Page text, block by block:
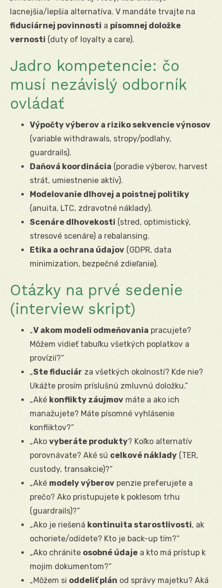
lacnejšia/lepšia alternatíva. V mandáte trvajte na
fiduciárnej povinnosti a písomnej doložke
vernosti (duty of loyalty a care).
Jadro kompetencie: čo
musí nezávislý odborník
ovládať
Výpočty výberov a riziko sekvencie výnosov
(variable withdrawals, stropy/podlahy,
guardrails).
Daňová koordinácia (poradie výberov, harvest
strát, umiestnenie aktív).
Modelovanie dlhovej a poistnej politiky
(anuita, LTC, zdravotné náklady).
Scenáre dlhovekosti (stred, optimistický,
stresové scenáre) a rebalansing.
Etika a ochrana údajov (GDPR, data
minimization, bezpečné zdieľanie).
Otázky na prvé sedenie
(interview skript)
„V akom modeli odmeňovania pracujete?
Môžem vidieť tabuľku všetkých poplatkov a
provízií?“
„Ste fiduciár za všetkých okolností? Kde nie?
Ukážte prosím príslušnú zmluvnú doložku.“
„Aké konflikty záujmov máte a ako ich
manažujete? Máte písomné vyhlásenie
konfliktov?“
„Ako vyberáte produkty? Koľko alternatív
porovnávate? Aké sú celkové náklady (TER,
custody, transakcie)?“
„Aké modely výberov penzie preferujete a
prečo? Ako pristupujete k poklesom trhu
(guardrails)?“
„Ako je riešená kontinuita starostlivosti, ak
ochoriete/odídete? Kto je back-up tím?“
„Ako chránite osobné údaje a kto má prístup k
mojim dokumentom?“
„Môžem si oddeliť plán od správy majetku? Aká